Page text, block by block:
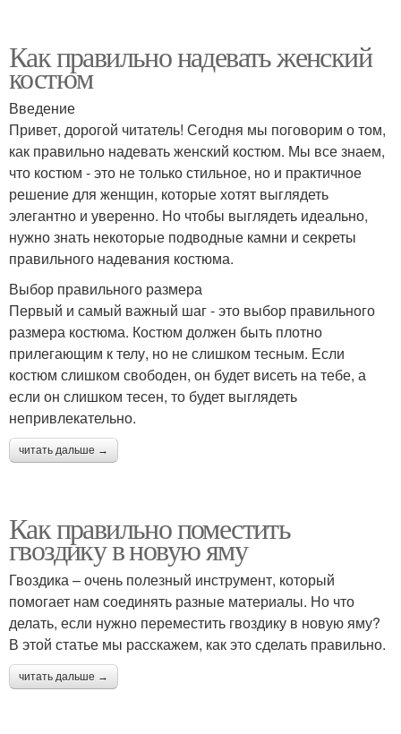
Как правильно надевать женский
костюм
Введение
Привет, дорогой читатель! Сегодня мы поговорим о том,
как правильно надевать женский костюм. Мы все знаем,
что костюм - это не только стильное, но и практичное
решение для женщин, которые хотят выглядеть
элегантно и уверенно. Но чтобы выглядеть идеально,
нужно знать некоторые подводные камни и секреты
правильного надевания костюма.
Выбор правильного размера
Первый и самый важный шаг - это выбор правильного
размера костюма. Костюм должен быть плотно
прилегающим к телу, но не слишком тесным. Если
костюм слишком свободен, он будет висеть на тебе, а
если он слишком тесен, то будет выглядеть
непривлекательно.
читать дальше →
Как правильно поместить
гвоздику в новую яму
Гвоздика – очень полезный инструмент, который
помогает нам соединять разные материалы. Но что
делать, если нужно переместить гвоздику в новую яму?
В этой статье мы расскажем, как это сделать правильно.
читать дальше →